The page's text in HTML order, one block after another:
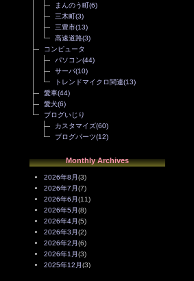
まんのう町(6)
三木町(3)
三豊市(13)
高速道路(3)
コンピュータ
パソコン(44)
サーバ(10)
トレンドマイクロ関連(13)
愛車(44)
愛犬(6)
ブログいじり
カスタマイズ(60)
ブログパーツ(12)
Monthly Archives
2026年8月(3)
2026年7月(7)
2026年6月(11)
2026年5月(8)
2026年4月(5)
2026年3月(2)
2026年2月(6)
2026年1月(3)
2025年12月(3)